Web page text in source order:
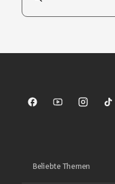
Sparkasse auf Facebook
Sparkasse auf
Beliebte Themen